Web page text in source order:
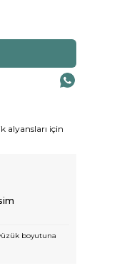
alyansları için
boyutuna